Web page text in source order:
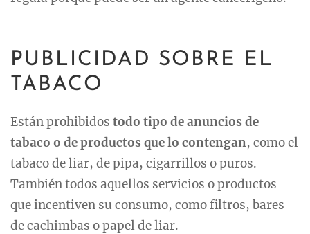
PUBLICIDAD SOBRE EL
TABACO
Están prohibidos todo tipo de anuncios de
tabaco o de productos que lo contengan, como el
tabaco de liar, de pipa, cigarrillos o puros.
También todos aquellos servicios o productos
que incentiven su consumo, como filtros, bares
de cachimbas o papel de liar.